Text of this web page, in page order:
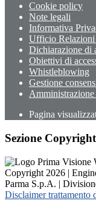
Cookie policy
Note legali
Informativa
Ufficio
Dichiarazione di
Obiettivi di
Whistleblowing
Gestione
Amministrazione
Pagina
Sezione Copyright
Copyright 2026 |
Parma S.p.A. |
Disclaimer trattamento